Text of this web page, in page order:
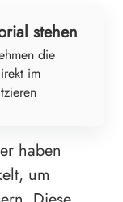
stehen
die
im
haben
um